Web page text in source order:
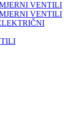
VENTILI
VENTILI